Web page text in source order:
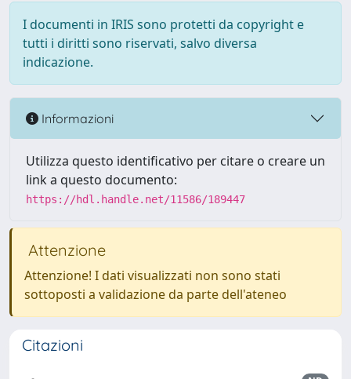
I documenti in IRIS sono protetti da copyright e
tutti i diritti sono riservati, salvo diversa
indicazione.
Informazioni
Utilizza questo identificativo per citare o creare un
link a questo documento:
https://hdl.handle.net/11586/189447
Attenzione
Attenzione! I dati visualizzati non sono stati
sottoposti a validazione da parte dell'ateneo
Citazioni